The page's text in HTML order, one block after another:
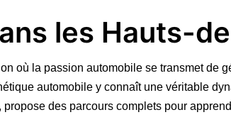
les Hauts-
où la passion automobile se transmet de
automobile y connaît une véritable
des parcours complets pour